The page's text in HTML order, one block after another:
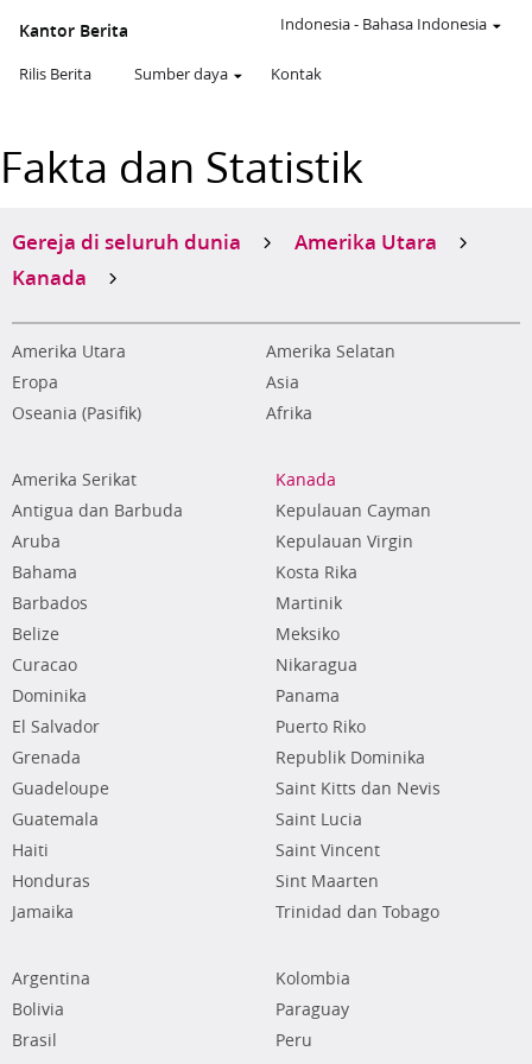
Kantor Berita
Rilis Berita Sumber daya Kontak
Indonesia- Bahasa Indonesia
Fakta dan Statistik
Gereja di seluruh dunia
Amerika Utara
Kanada
Amerika Utara
Amerika Selatan
Eropa
Asia
Oseania (Pasifik)
Afrika
Amerika Serikat
Antigua dan Barbuda
Aruba
Bahama
Barbados
Belize
Curacao
Dominika
El Salvador
Grenada
Guadeloupe
Guatemala
Haiti
Honduras
Jamaika
Kanada
Kepulauan Cayman
Kepulauan Virgin
Kosta Rika
Martinik
Meksiko
Nikaragua
Panama
Puerto Riko
Republik Dominika
Saint Kitts dan Nevis
Saint Lucia
Saint Vincent
Sint Maarten
Trinidad dan Tobago
Argentina
Bolivia
Brasil
Kolombia
Paraguay
Peru